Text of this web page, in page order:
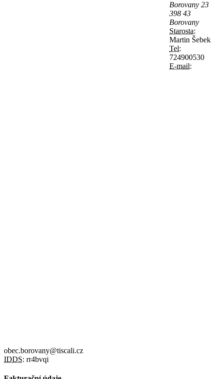
Borovany 23
398 43
Borovany
Starosta:
Martin Šebek
Tel:
724900530
E-mail:
obec.borovany@tiscali.cz
IDDS: rr4bvqi